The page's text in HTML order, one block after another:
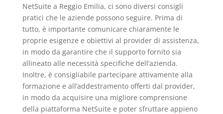
NetSuite a Reggio Emilia, ci sono diversi consigli
pratici che le aziende possono seguire. Prima di
tutto, è importante comunicare chiaramente le
proprie esigenze e obiettivi al provider di assistenza,
in modo da garantire che il supporto fornito sia
allineato alle necessità specifiche dell’azienda.
Inoltre, è consigliabile partecipare attivamente alla
formazione e all’addestramento offerti dal provider,
in modo da acquisire una migliore comprensione
della piattaforma NetSuite e poter sfruttare appieno